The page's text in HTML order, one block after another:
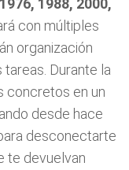
1988, 2000,
con múltiples
organización
Durante la
concretos en un
desde hace
desconectarte
te devuelvan